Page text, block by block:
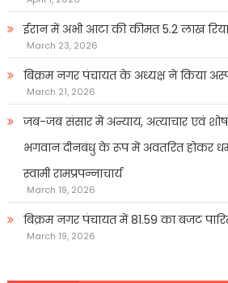
ईरान में अभी आटा की कीमत 5.2 लाख
March 23, 2026
बिक्रम नगर पंचायत के अध्यक्ष ने किया
March 21, 2026
जब-जब संसार में अन्याय, अत्याचार एवं
भगवान दीनबंधु के रूप में अवतरित होकर
स्वामी रामप्रपन्नाचार्य
March 19, 2026
बिक्रम नगर पंचायत में 81.59 का बजट
March 19, 2026